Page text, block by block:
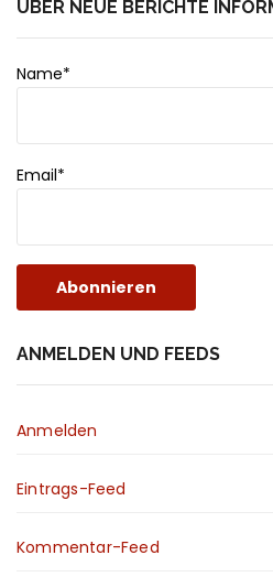
ÜBER NEUE BERICHTE
Name*
Email*
ANMELDEN UND FEEDS
Anmelden
Eintrags-Feed
Kommentar-Feed